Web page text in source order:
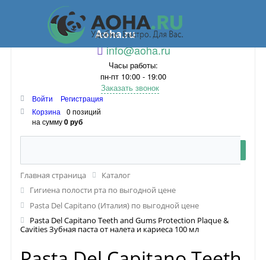
Aoha.ru
info@aoha.ru
Часы работы:
пн-пт 10:00 - 19:00
Заказать звонок
Войти
Регистрация
Корзина
0 позиций
на сумму0 руб
Главная страница
Каталог
Гигиена полости рта по выгодной цене
Pasta Del Capitano (Италия) по выгодной цене
Pasta Del Capitano Teeth and Gums Protection Plaque &
Cavities Зубная паста от налета и кариеса 100 мл